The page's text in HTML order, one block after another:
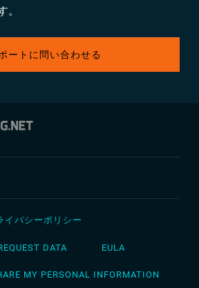
。
ートに問い合わせる
イバシーポリシー
DATA EULA
MY PERSONAL INFORMATION